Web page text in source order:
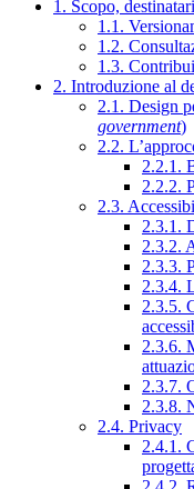
1. Scopo,
1.1.
1.2.
1.3.
2. Introduzione al
2.1. Design
government)
2.2.
2.2.1.
2.2.2.
2.3.
2.3.1.
2.3.2.
2.3.3.
2.3.4.
2.3.5.
2.3.6.
2.3.7.
2.3.8.
2.4. Privacy
2.4.1.